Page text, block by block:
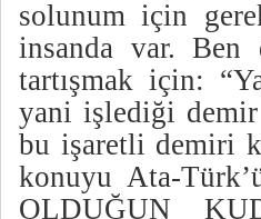
solunum için
insanda var.
tartışmak için:
yani işlediği
bu işaretli demiri
konuyu Ata-
OLDUĞUN